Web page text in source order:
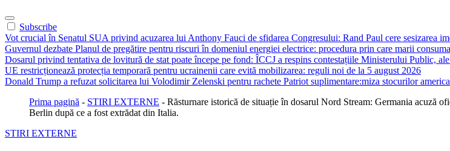
Subscribe
Vot crucial în Senatul SUA privind acuzarea lui Anthony Fauci de sfidarea Congresului: Rand Paul cere sesizarea
Guvernul dezbate Planul de pregătire pentru riscuri în domeniul energiei electrice: procedura prin care marii
Dosarul privind tentativa de lovitură de stat poate începe pe fond: ÎCCJ a respins contestațiile Ministerului Public,
UE restricționează protecția temporară pentru ucrainenii care evită mobilizarea: reguli noi de la 5 august 2026
Donald Trump a refuzat solicitarea lui Volodimir Zelenski pentru rachete Patriot suplimentare:miza stocurilor
Prima pagină - STIRI EXTERNE - Răsturnare istorică de situație în dosarul Nord Stream: Germania acuză
Berlin după ce a fost extrădat din Italia.
STIRI EXTERNE